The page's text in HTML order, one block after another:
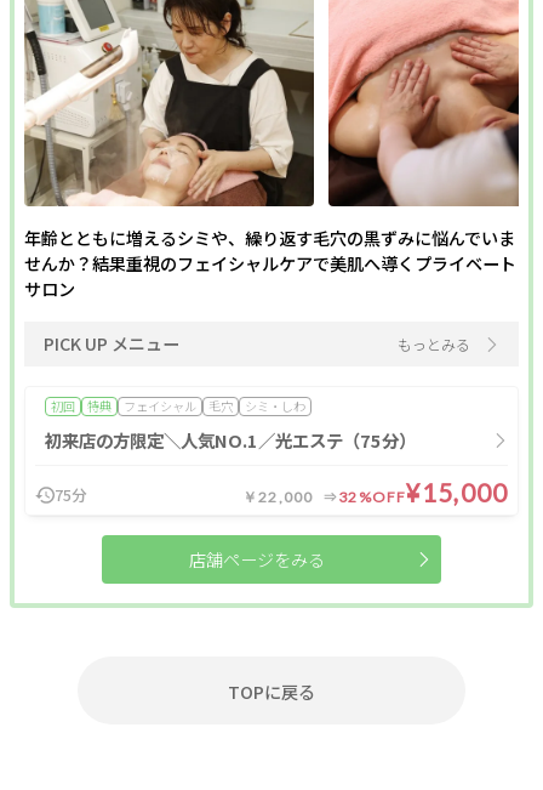
掲載店様
掲載のご案内
掲載の申込み
掲載店様ログイン
閉じる
年齢とともに増えるシミや、繰り返す毛穴の黒ずみに悩んでいま
せんか？結果重視のフェイシャルケアで美肌へ導くプライベート
サロン
PICK UP メニュー もっとみる
初回 特典 フェイシャル 毛穴 シミ・しわ
初来店の方限定＼人気NO.1／光エステ（75分）
75分 ￥22,000 32%OFF¥15,000
店舗ページをみる
TOPに戻る
フェムケア フェイシャル ボディ
ホワイトニング オールハンド エイジングケア
毛穴 セルフエステ シェービング
角質・ピーリング シミ・しわ ハリ・つや
二の腕・ハミ肉
肩・背中・腰
整体メニュー
アロマ・リンパ フットケア もみほぐし
更年期 温活
姿勢改善 ヘッドケア 足つぼ